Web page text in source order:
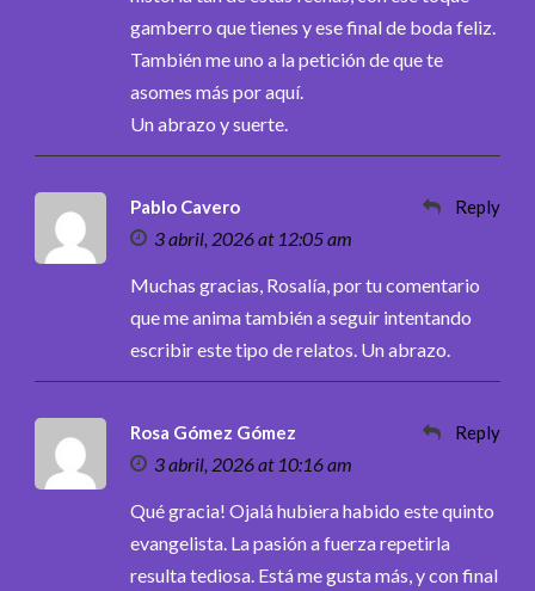
gamberro que tienes y ese final de boda feliz.
También me uno a la petición de que te
asomes más por aquí.
Un abrazo y suerte.
Pablo Cavero
3 abril, 2026 at 12:05 am
Reply
Muchas gracias, Rosalía, por tu comentario
que me anima también a seguir intentando
escribir este tipo de relatos. Un abrazo.
Rosa Gómez Gómez
3 abril, 2026 at 10:16 am
Reply
Qué gracia! Ojalá hubiera habido este quinto
evangelista. La pasión a fuerza repetirla
resulta tediosa. Está me gusta más, y con final